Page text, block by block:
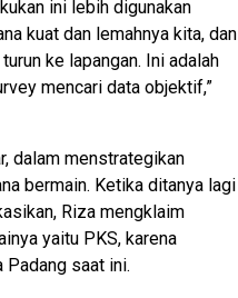
ini lebih digunakan
kuat dan lemahnya kita, dan
ke lapangan. Ini adalah
mencari data objektif,”
dalam menstrategikan
bermain. Ketika ditanya lagi
Riza mengklaim
yaitu PKS, karena
Padang saat ini.